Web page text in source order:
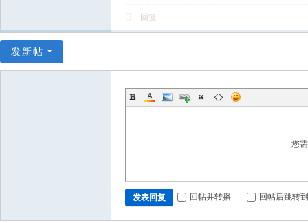
回复
发新帖
您
发表回复 回帖并转播 回帖后跳转